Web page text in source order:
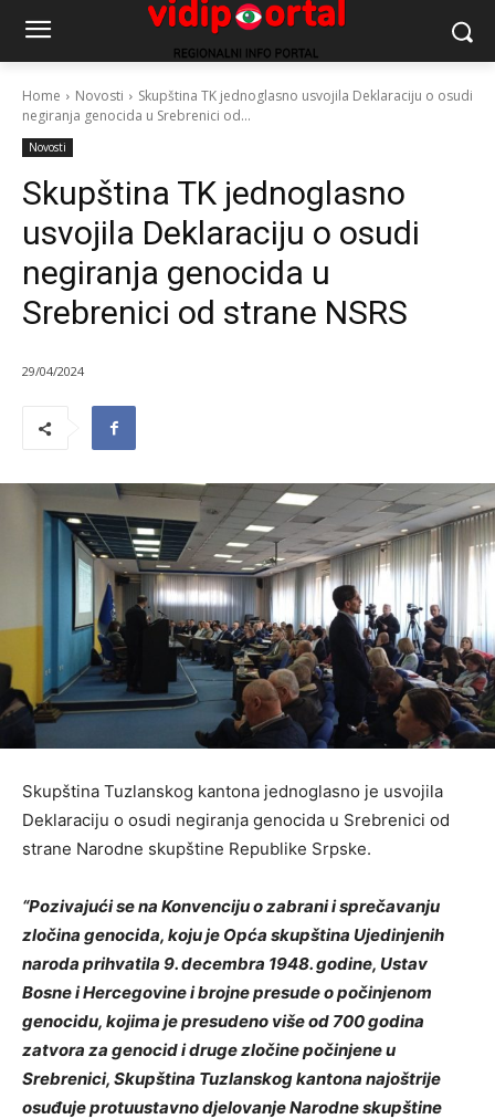
Home Novosti
Skupština TK jednoglasno usvojila Deklaraciju o osudi
negiranja genocida u Srebrenici od...
Novosti
Skupština TK jednoglasno
usvojila Deklaraciju o osudi
negiranja genocida u
Srebrenici od strane NSRS
29/04/2024
Skupština Tuzlanskog kantona jednoglasno je usvojila
Deklaraciju o osudi negiranja genocida u Srebrenici od
strane Narodne skupštine Republike Srpske.
“Pozivajući se na Konvenciju o zabrani i sprečavanju
zločina genocida, koju je Opća skupština Ujedinjenih
naroda prihvatila 9. decembra 1948. godine, Ustav
Bosne i Hercegovine i brojne presude o počinjenom
genocidu, kojima je presudeno više od 700 godina
zatvora za genocid i druge zločine počinjene u
Srebrenici, Skupština Tuzlanskog kantona najoštrije
osuđuje protuustavno djelovanje Narodne skupštine